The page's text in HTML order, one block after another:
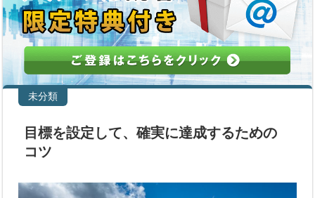
未分類
目標を設定して、確実に達成するための
コツ